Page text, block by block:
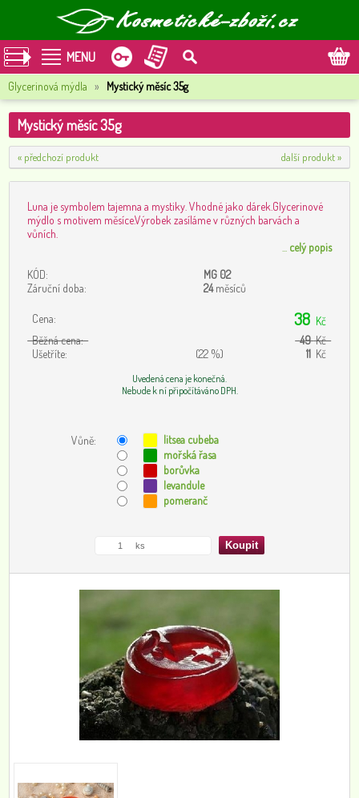
MENU
Glycerinová mýdla » Mystický měsíc 35g
Mystický měsíc 35g
« předchozí produkt další produkt »
Luna je symbolem tajemna a mystiky. Vhodné jako dárek.Glycerinové
mýdlo s motivem měsíce.Výrobek zasíláme v různých barvách a
vůních.
celý popis
KÓD:
MG 02
Záruční doba:
24měsíců
Cena: 38 Kč
Běžná cena:
49Kč
Ušetříte:
(22 %) 11 Kč
Uvedená cena je konečná.
Nebude k ní připočítáváno DPH.
Vůně:
litsea cubeba
mořská řasa
borůvka
levandule
pomeranč